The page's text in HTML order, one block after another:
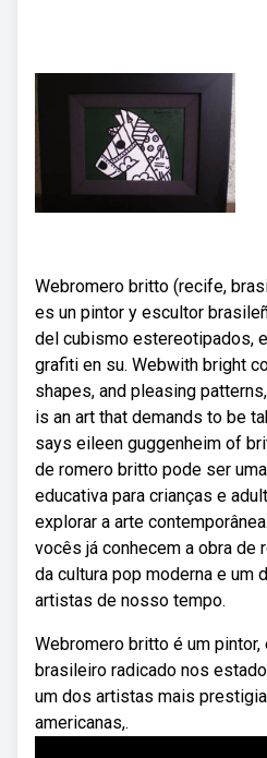
Webromero britto (recife,
es un pintor y escultor
del cubismo estereotipados,
grafiti en su. Webwith bright
shapes, and pleasing
is an art that demands to be
says eileen guggenheim of
de romero britto pode ser
educativa para crianças e
explorar a arte
vocês já conhecem a obra de
da cultura pop moderna e um
artistas de nosso tempo.
Webromero britto é um
brasileiro radicado nos
um dos artistas mais
americanas,.